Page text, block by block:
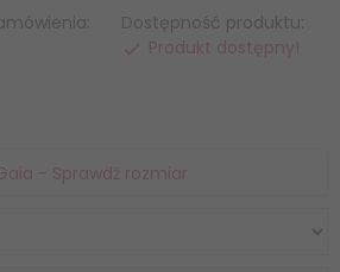
Dostępność produktu:
Produkt dostępny!
- Sprawdź rozmiar